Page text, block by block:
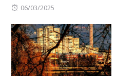
Posted
06/03/2025